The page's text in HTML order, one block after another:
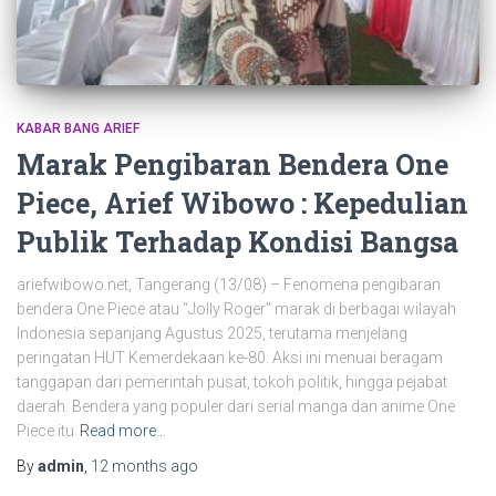
KABAR BANG ARIEF
Marak Pengibaran Bendera One
Piece, Arief Wibowo : Kepedulian
Publik Terhadap Kondisi Bangsa
ariefwibowo.net, Tangerang (13/08) – Fenomena pengibaran
bendera One Piece atau “Jolly Roger” marak di berbagai wilayah
Indonesia sepanjang Agustus 2025, terutama menjelang
peringatan HUT Kemerdekaan ke-80. Aksi ini menuai beragam
tanggapan dari pemerintah pusat, tokoh politik, hingga pejabat
daerah. Bendera yang populer dari serial manga dan anime One
Piece itu Read more…
Byadmin 12 months ago